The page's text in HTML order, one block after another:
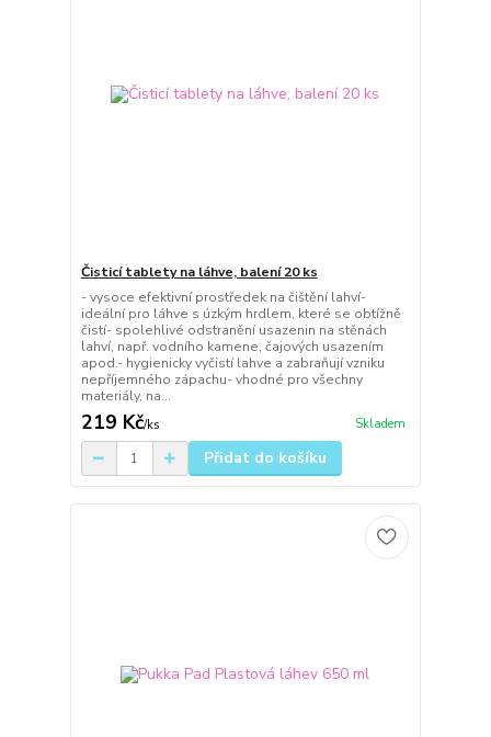
Čisticí tablety na láhve, balení 20 ks
- vysoce efektivní prostředek na čištění lahví-
ideální pro láhve s úzkým hrdlem, které se obtížně
čistí- spolehlivé odstranění usazenin na stěnách
lahví, např. vodního kamene, čajových usazením
apod.- hygienicky vyčistí lahve a zabraňují vzniku
nepříjemného zápachu- vhodné pro všechny
materiály, na...
219 Kč/ks Skladem
Přidat do košíku